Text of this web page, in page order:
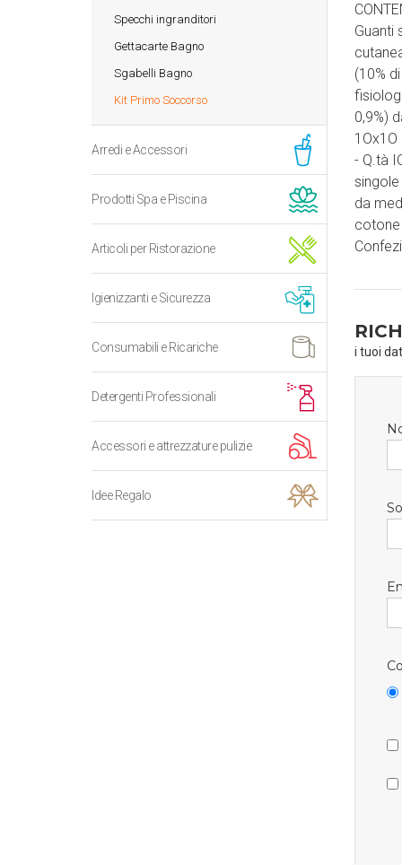
Specchi ingranditori
Gettacarte Bagno
Sgabelli Bagno
Kit Primo Soccorso
Arredi e Accessori
Prodotti Spa e Piscina
Articoli per Ristorazione
Igienizzanti e Sicurezza
Consumabili e Ricariche
Detergenti Professionali
Accessori e attrezzature pulizie
Idee Regalo
Guanti
(10%
0,9%)
- Q.tà
da
cotone
i tuoi